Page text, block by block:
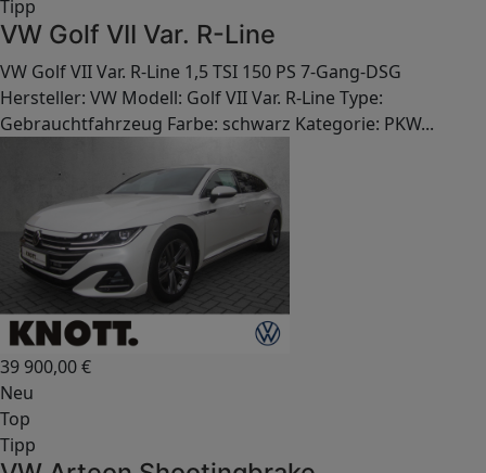
Tipp
VW Golf VII Var. R-Line
VW Golf VII Var. R-Line 1,5 TSI 150 PS 7-Gang-DSG
Hersteller: VW Modell: Golf VII Var. R-Line Type:
Gebrauchtfahrzeug Farbe: schwarz Kategorie: PKW...
39 900,00€
Neu
Top
Tipp